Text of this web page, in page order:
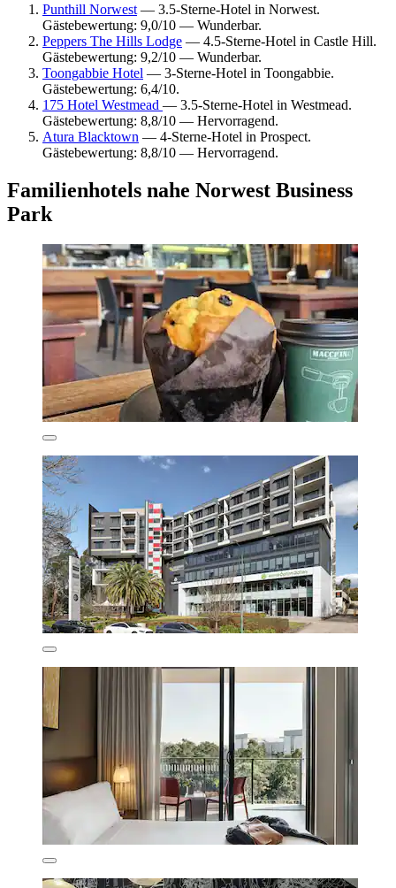
Punthill Norwest — 3.5-Sterne-Hotel in Norwest.
Gästebewertung: 9,0/10 — Wunderbar.
Peppers The Hills Lodge — 4.5-Sterne-Hotel in Castle Hill.
Gästebewertung: 9,2/10 — Wunderbar.
Toongabbie Hotel — 3-Sterne-Hotel in Toongabbie.
Gästebewertung: 6,4/10.
175 Hotel Westmead — 3.5-Sterne-Hotel in Westmead.
Gästebewertung: 8,8/10 — Hervorragend.
Atura Blacktown — 4-Sterne-Hotel in Prospect.
Gästebewertung: 8,8/10 — Hervorragend.
Familienhotels nahe Norwest Business
Park